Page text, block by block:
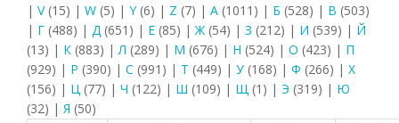
| V(15) | W (5) | Y(6) | Z (7) | А (1011) | Б (528) | В (503)
| Г (488) | Д (651) | Е (85) | Ж (54) | З (212) | И (539) | Й
(13) | К (883) | Л (289) | М (676) | Н (524) | О (423) | П
(929) | Р (390) | С (991) | Т (449) | У (168) | Ф (266) | Х
(156) | Ц (77) | Ч (122) | Ш (109) | Щ (1) | Э (319) | Ю
(32) | Я (50)